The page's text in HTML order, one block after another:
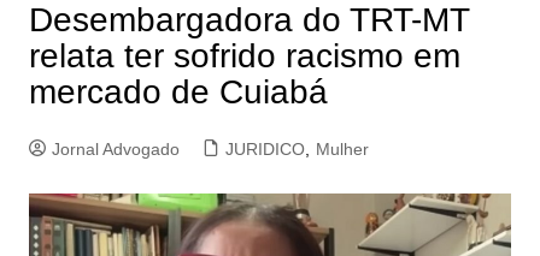
Desembargadora do TRT-MT
relata ter sofrido racismo em
mercado de Cuiabá
Jornal Advogado JURIDICO, Mulher